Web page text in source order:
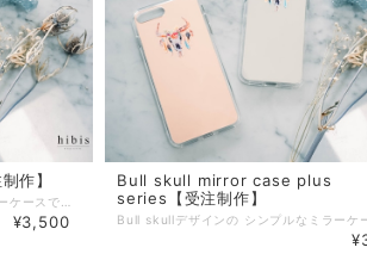
作】
¥3,500
Bull skull mirror case plus
series【受注制作】